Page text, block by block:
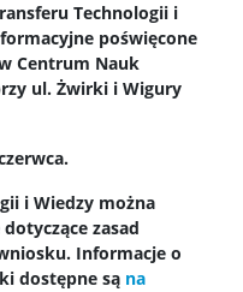
UW”
Technologii i
poświęcone
Centrum Nauk
ul. Żwirki i Wigury
i Wiedzy można
zasad
Informacje o
dostępne są na